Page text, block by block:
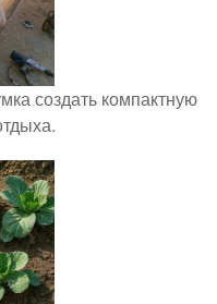
создать компактную